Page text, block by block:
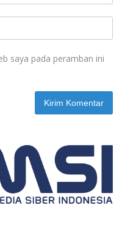
saya pada peramban ini